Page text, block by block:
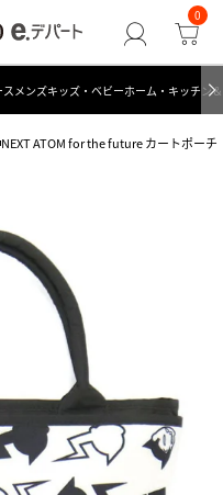
0
スメンズキッズ・ベビーホーム・キッチン
NEXT ATOM for the future カートポーチ